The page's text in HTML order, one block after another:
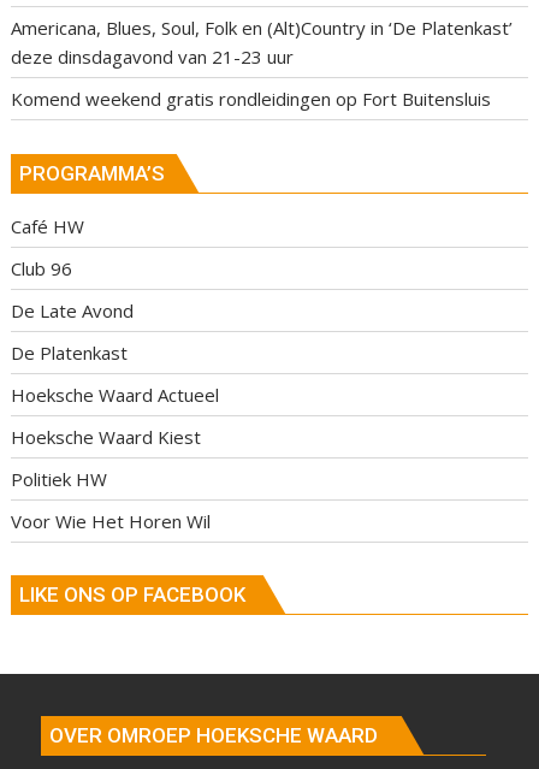
Americana, Blues, Soul, Folk en (Alt)Country in ‘De Platenkast’
deze dinsdagavond van 21-23 uur
Komend weekend gratis rondleidingen op Fort Buitensluis
PROGRAMMA’S
Café HW
Club 96
De Late Avond
De Platenkast
Hoeksche Waard Actueel
Hoeksche Waard Kiest
Politiek HW
Voor Wie Het Horen Wil
LIKE ONS OP FACEBOOK
OVER OMROEP HOEKSCHE WAARD